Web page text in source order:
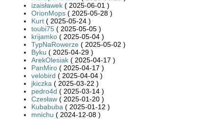
izaisławek ( 2025-06-01 )
OrionMops ( 2025-05-28 )
Kurt ( 2025-05-24 )
toubi75 ( 2025-05-05 )
krijamko ( 2025-05-04 )
TypNaRowerze ( 2025-05-02 )
Byku ( 2025-04-29 )
ArekOlesiak ( 2025-04-17 )
PanMiro ( 2025-04-17 )
velobird ( 2025-04-04 )
jkiczka ( 2025-03-22 )
pedro4d ( 2025-03-14 )
Czesław ( 2025-01-20 )
Kubabuba ( 2025-01-12 )
mnichu ( 2024-12-08 )